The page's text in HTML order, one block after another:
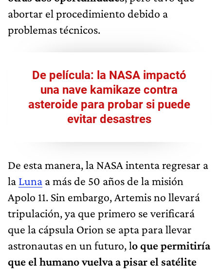
abortar el procedimiento debido a
problemas técnicos.
De película: la NASA impactó
una nave kamikaze contra
asteroide para probar si puede
evitar desastres
De esta manera, la NASA intenta regresar a
la Luna a más de 50 años de la misión
Apolo 11. Sin embargo, Artemis no llevará
tripulación, ya que primero se verificará
que la cápsula Orion se apta para llevar
astronautas en un futuro, lo que permitiría
que el humano vuelva a pisar el satélite